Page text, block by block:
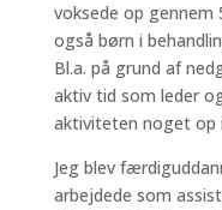
voksede op gennem
også børn i
Bl.a. på grund af
aktiv tid som leder
aktiviteten noget op i
Jeg blev
arbejdede som